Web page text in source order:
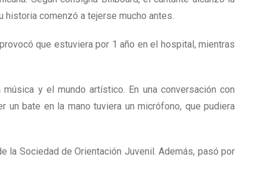
comenzó a tejerse mucho antes.
que estuviera por 1 año en el hospital, mientras
y el mundo artístico. En una conversación con
un bate en la mano tuviera un micrófono, que pudiera
la Sociedad de Orientación Juvenil. Además, pasó por